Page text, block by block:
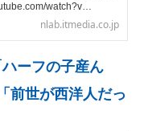
watch?v…
nlab.itmedia.co.jp
ーフの子産ん
前世が西洋人だっ